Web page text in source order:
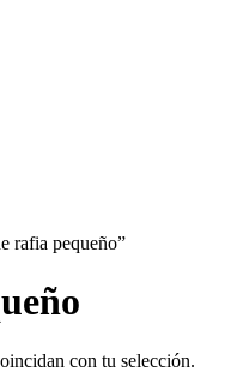
rafia pequeño”
con tu selección.